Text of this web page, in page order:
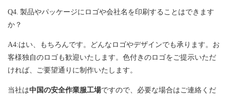
Q4. 製品やパッケージにロゴや会社名を印刷することはできます
か？
A4:はい、もちろんです。どんなロゴやデザインでも承ります。お
客様独自のロゴも歓迎いたします。色付きのロゴをご提示いただ
ければ、ご要望通りに制作いたします。
当社は中国の安全作業服工場ですので、必要な場合はご連絡くだ